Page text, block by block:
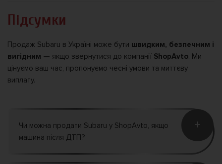
Підсумки
Продаж Subaru в Україні може бути швидким, безпечним і
вигідним — якщо звернутися до компанії ShopAvto. Ми
цінуємо ваш час, пропонуємо чесні умови та миттєву
виплату.
Чи можна продати Subaru у ShopAvto, якщо
машина після ДТП?
+